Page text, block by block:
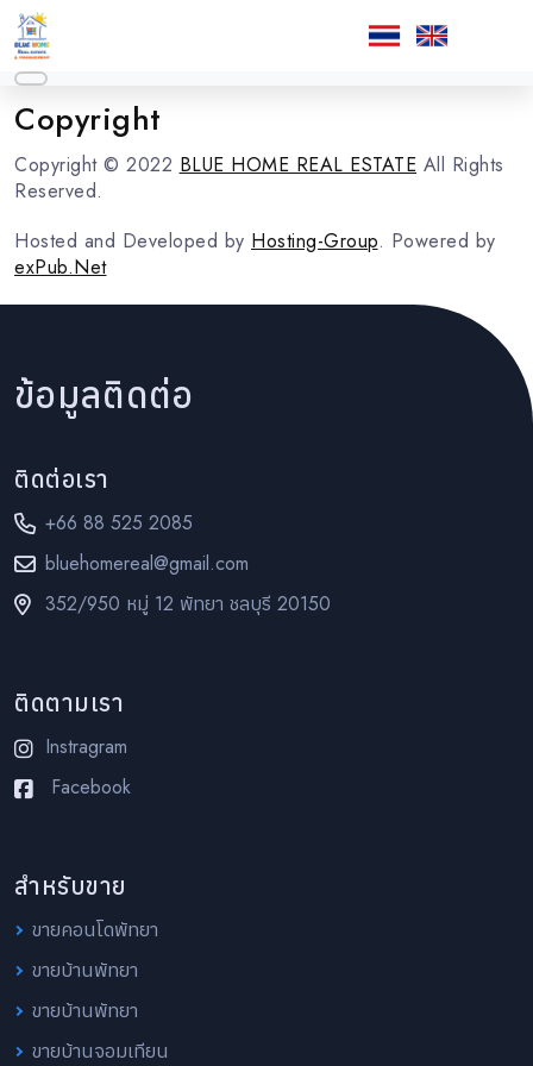
Copyright
Copyright © 2022 BLUE HOME REAL ESTATE All Rights
Reserved.
​Hosted and Developed by Hosting-Group. Powered by
exPub.Net
ข้อมูลติดต่อ
ติดต่อเรา
+66 88 525 2085
bluehomereal@gmail.com
352/950 หมู่ 12 พัทยา ชลบุรี 20150
ติดตามเรา
Instragram
Facebook
สำหรับขาย
ขายคอนโดพัทยา
ขายบ้านพัทยา
ขายบ้านพัทยา
ขายบ้านจอมเทียน